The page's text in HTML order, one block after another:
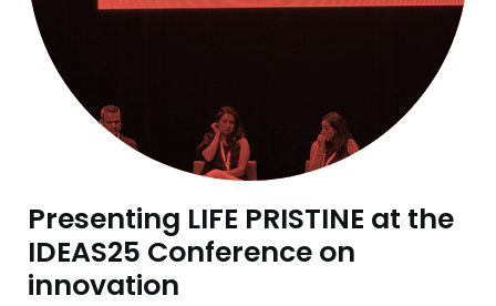
Presenting LIFE PRISTINE at the
IDEAS25 Conference on
innovation